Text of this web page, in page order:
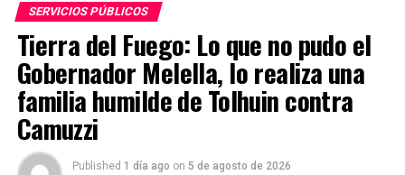
SERVICIOS PÚBLICOS
Tierra del Fuego: Lo que no pudo el
Gobernador Melella, lo realiza una
familia humilde de Tolhuin contra
Camuzzi
Published 1 día ago on 5 de agosto de 2026